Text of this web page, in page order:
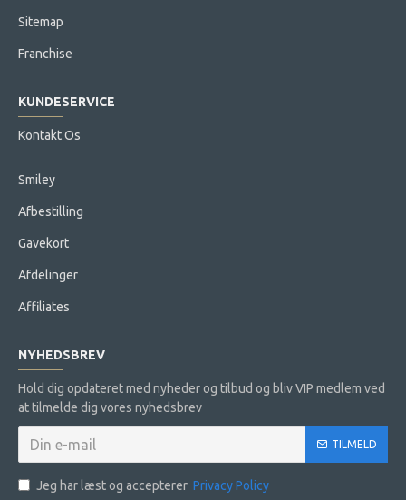
Sitemap
Franchise
KUNDESERVICE
Kontakt Os
Smiley
Afbestilling
Gavekort
Afdelinger
Affiliates
NYHEDSBREV
Hold dig opdateret med nyheder og tilbud og bliv VIP medlem ved
at tilmelde dig vores nyhedsbrev
TILMELD
Jeg har læst og accepterer Privacy Policy